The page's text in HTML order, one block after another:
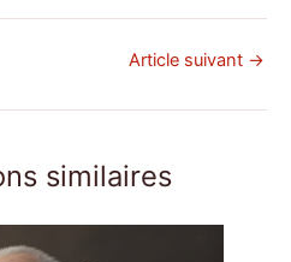
Article suivant →
similaires